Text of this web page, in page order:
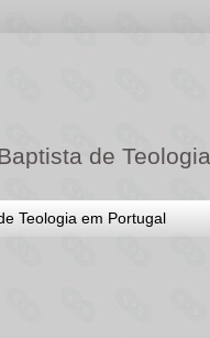
de Teologia
Teologia em Portugal